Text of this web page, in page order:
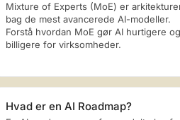
Mixture of Experts (MoE) er
bag de mest avancerede AI-modeller.
Forstå hvordan MoE gør AI hurtigere og
billigere for virksomheder.
Hvad er en AI Roadmap?